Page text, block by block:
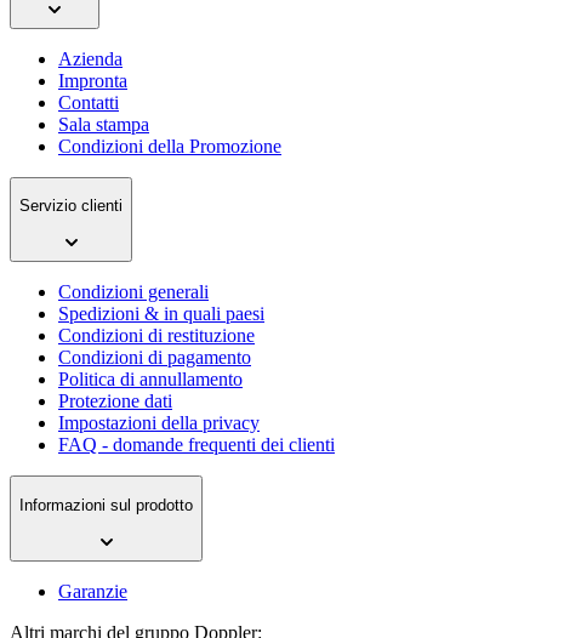
Azienda
Impronta
Contatti
Sala stampa
Condizioni della Promozione
Servizio clienti
Condizioni generali
Spedizioni & in quali paesi
Condizioni di restituzione
Condizioni di pagamento
Politica di annullamento
Protezione dati
Impostazioni della privacy
FAQ - domande frequenti dei clienti
Informazioni sul prodotto
Garanzie
Altri marchi del gruppo Doppler: